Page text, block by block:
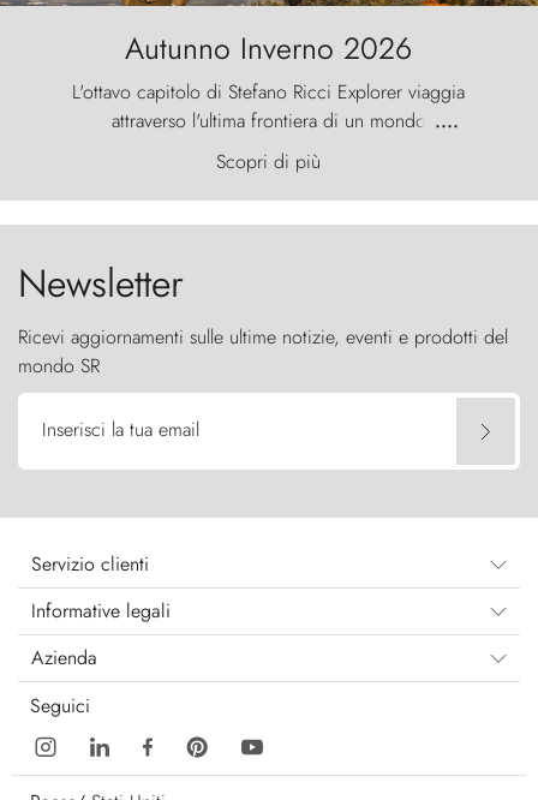
Autunno Inverno 2026
L'ottavo capitolo di Stefano Ricci Explorer viaggia
attraverso l'ultima frontiera di un mondo
primordiale, dove il vento scolpisce la natura con
furia ancestrale e le Torres del Paine sfidano il
cielo come sentinelle di pietra.
....
Scopri di più
Newsletter
Ricevi aggiornamenti sulle ultime notizie, eventi e prodotti del
mondo SR
Inserisci la tua email
Servizio clienti
Informative legali
Azienda
Seguici